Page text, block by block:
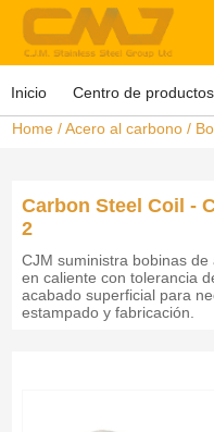
Inicio Centro de productos
Home /Acero al carbono /
Carbon Steel Coil -
2
CJM suministra bobinas
en caliente con tolerancia
acabado superficial para
estampado y fabricación.